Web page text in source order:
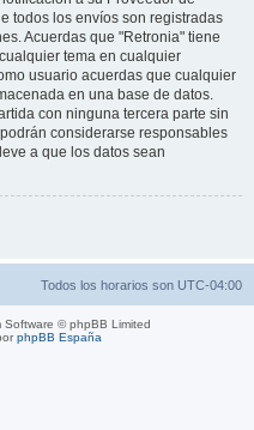
todos los envíos son registradas
Acuerdas que "Retronia" tiene
tema en cualquier
usuario acuerdas que cualquier
en una base de datos.
con ninguna tercera parte sin
considerarse responsables
a que los datos sean
Todos los horarios son UTC-04:00
Software © phpBB Limited
phpBB España